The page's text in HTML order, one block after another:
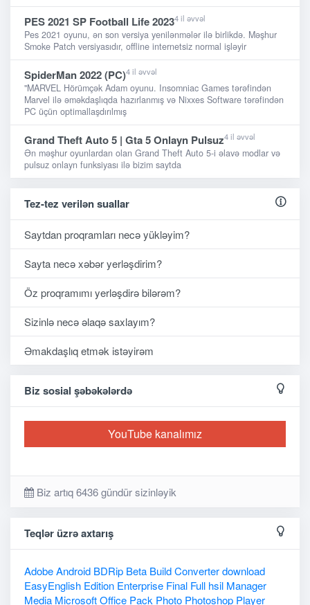
PES 2021 SP Football Life 20234 il əvvəl
Pes 2021 oyunu, ən son versiya yenilənmələr ilə birlikdə. Məşhur
Smoke Patch versiyasıdır, offline internetsiz normal işləyir
SpiderMan 2022 (PC)4 il əvvəl
"MARVEL Hörümçək Adam oyunu. Insomniac Games tərəfindən
Marvel ilə əməkdaşlıqda hazırlanmış və Nixxes Software tərəfindən
PC üçün optimallaşdırılmış
Grand Theft Auto 5 | Gta 5 Onlayn Pulsuz4 il əvvəl
Ən məşhur oyunlardan olan Grand Theft Auto 5-i əlavə modlar və
pulsuz onlayn funksiyası ilə bizim saytda
Tez-tez verilən suallar
Saytdan proqramları necə yükləyim?
Sayta necə xəbər yerləşdirim?
Öz proqramımı yerləşdirə bilərəm?
Sizinlə necə əlaqə saxlayım?
Əmakdaşlıq etmək istəyirəm
Biz sosial şəbəkələrdə
YouTube kanalımız
Biz artıq 6436 gündür sizinləyik
Teqlər üzrə axtarış
AdobeAndroid BDRip Beta BuildConverterdownload
EasyEnglish Edition Enterprise Final Full hsil Manager
Media MicrosoftOffice Pack Photo Photoshop Player